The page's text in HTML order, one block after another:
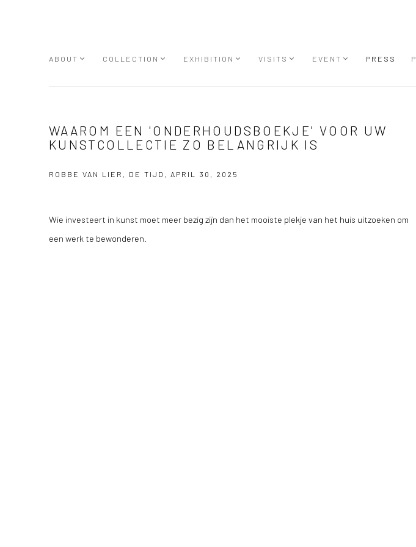
ABOUT COLLECTION EXHIBITION VISITS EVENT PRESS
WAAROM EEN 'ONDERHOUDSBOEKJE' VOOR UW
KUNSTCOLLECTIE ZO BELANGRIJK IS
ROBBE VAN LIER, DE TIJD, APRIL 30, 2025
Wie investeert in kunst moet meer bezig zijn dan het mooiste plekje van het huis uitzoeken om
een werk te bewonderen.